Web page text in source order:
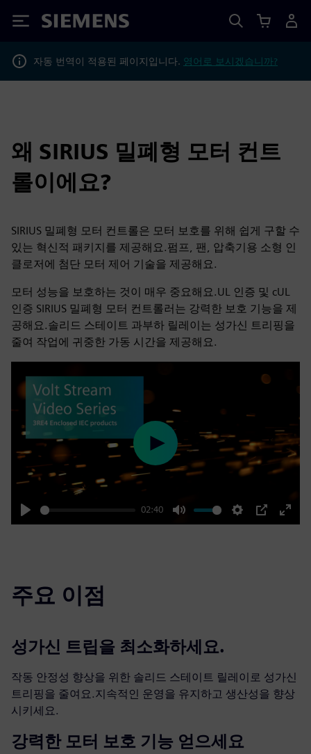
Siemens
자동 번역이 적용된 페이지입니다. 영어로 보시겠습니까?
왜 SIRIUS 밀폐형 모터 컨트
롤이에요?
SIRIUS 밀폐형 모터 컨트롤은 모터 보호를 위해 쉽게 구할 수
있는 혁신적 패키지를 제공해요.펌프, 팬, 압축기용 소형 인
클로저에 첨단 모터 제어 기술을 제공해요.
모터 성능을 보호하는 것이 매우 중요해요.UL 인증 및 cUL
인증 SIRIUS 밀폐형 모터 컨트롤러는 강력한 보호 기능을 제
공해요.솔리드 스테이트 과부하 릴레이는 성가신 트리핑을
줄여 작업에 귀중한 가동 시간을 제공해요.
Play
02:40
Mute Settings
PIP
Enter
Play
주요 이점
성가신 트립을 최소화하세요.
작동 안정성 향상을 위한 솔리드 스테이트 릴레이로 성가신
트리핑을 줄여요.지속적인 운영을 유지하고 생산성을 향상
시키세요.
강력한 모터 보호 기능 얻으세요